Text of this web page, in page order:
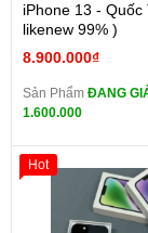
iPhone 13 -
likenew 99% )
8.900.000₫
Sản Phẩm ĐANG
1.600.000
Hot